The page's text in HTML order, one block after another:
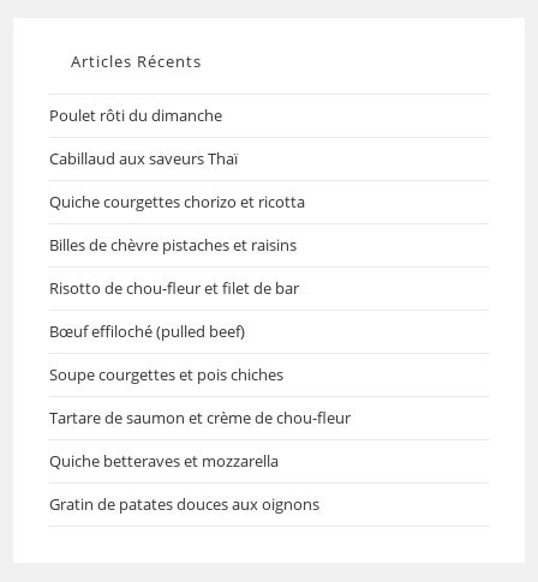
Articles Récents
Poulet rôti du dimanche
Cabillaud aux saveurs Thaï
Quiche courgettes chorizo et ricotta
Billes de chèvre pistaches et raisins
Risotto de chou-fleur et filet de bar
Bœuf effiloché (pulled beef)
Soupe courgettes et pois chiches
Tartare de saumon et crème de chou-fleur
Quiche betteraves et mozzarella
Gratin de patates douces aux oignons